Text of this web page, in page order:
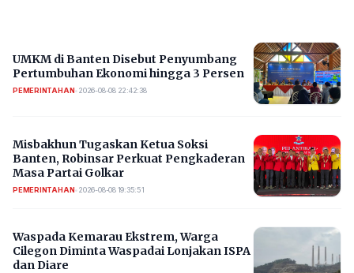
UMKM di Banten Disebut Penyumbang
Pertumbuhan Ekonomi hingga 3 Persen
PEMERINTAHAN• 2026-08-08 22:42:38
Misbakhun Tugaskan Ketua Soksi
Banten, Robinsar Perkuat Pengkaderan
Masa Partai Golkar
PEMERINTAHAN• 2026-08-08 19:35:51
Waspada Kemarau Ekstrem, Warga
Cilegon Diminta Waspadai Lonjakan ISPA
dan Diare